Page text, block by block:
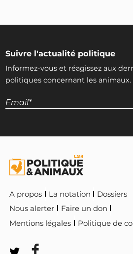
Suivre l'actualité politique
Informez-vous et réagissez aux
politiques concernant les animaux.
A propos La notation
Dossiers
Nous alerter
Faire un don
Mentions légales
Politique de